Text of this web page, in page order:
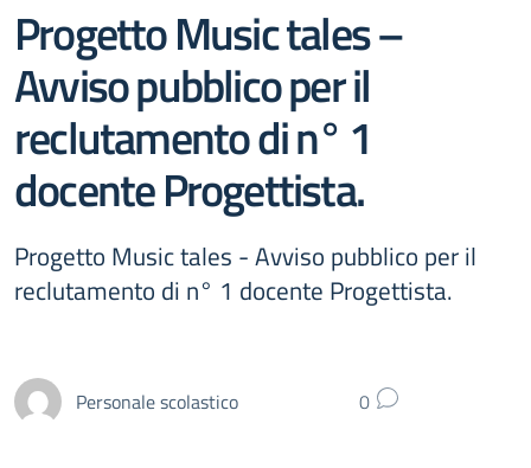
Progetto Music tales –
Avviso pubblico per il
reclutamento di n° 1
docente Progettista.
Progetto Music tales - Avviso pubblico per il
reclutamento di n° 1 docente Progettista.
Personale scolastico 0